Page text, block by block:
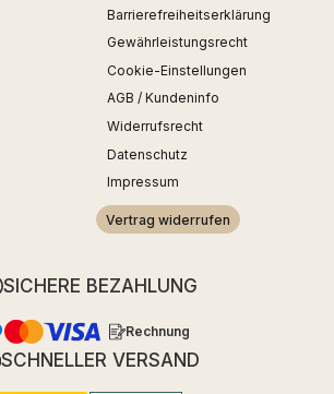
Barrierefreiheitserklärung
Gewährleistungsrecht
Cookie-Einstellungen
AGB / Kundeninfo
Widerrufsrecht
Datenschutz
Impressum
Vertrag widerrufen
SICHERE BEZAHLUNG
Rechnung
SCHNELLER VERSAND